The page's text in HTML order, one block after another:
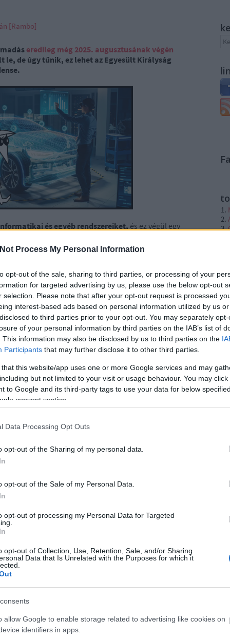
Process My Personal Information
opt-out of the sale, sharing to third parties, or processing of your
for targeted advertising by us, please use the below opt-out
selection. Please note that after your opt-out request is processed
interest-based ads based on personal information utilized by us
to third parties prior to your opt-out. You may separately
of your personal information by third parties on the IAB’s list of
This information may also be disclosed by us to third parties on the
Participants that may further disclose it to other third parties.
that this website/app uses one or more Google services and may
but not limited to your visit or usage behaviour. You may
to Google and its third-party tags to use your data for below
consent section.
Data Processing Opt Outs
opt-out of the Sharing of my personal data.
opt-out of the Sale of my Personal Data.
opt-out of processing my Personal Data for Targeted
opt-out of Collection, Use, Retention, Sale, and/or Sharing
Data that Is Unrelated with the Purposes for which it
allow Google to enable storage related to advertising like cookies on
identifiers in apps.
[Rambo]
eredileg még 2025. augusztusának végén
le, de úgy tűnik, ez lehet az Egyesült Királyság
és egyéb rendszereiket, és ez végül egy
értékesítést, a regisztrációt is akadályozta valamint a
hogy
fejreállt.
friss jelentése alapján úgy tűnik, ez az Egyesült
lehet, melynek becsült költsége 1.9 milliárd
hatása is rendkívüli, hiszen több mint 5000
kategorizálja pénzügyi hatásuk és az érintett brit
Eszerint a mostani JLR esetet 3. kategóriájú rendszerszintű
A